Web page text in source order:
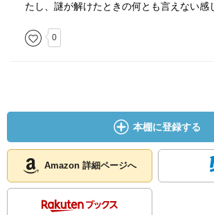
たし、謎が解けたときの何とも言えない感
0
本棚に登録する
Amazon 詳細ページへ